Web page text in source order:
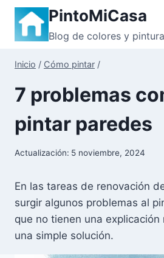
Saltar
contenido
PintoMiCasa
Blog de colores y pintura
Inicio / Cómo pintar /
7 problemas
pintar paredes
Actualización: 5 noviembre, 2024
En las tareas de renovación
surgir algunos problemas al
que no tienen una
una simple solución.